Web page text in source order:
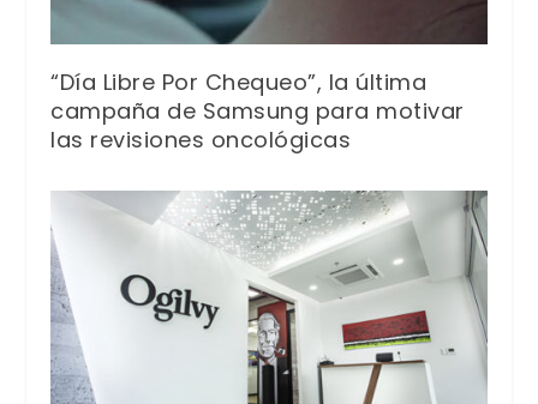
“Día Libre Por Chequeo”, la última
campaña de Samsung para motivar
las revisiones oncológicas